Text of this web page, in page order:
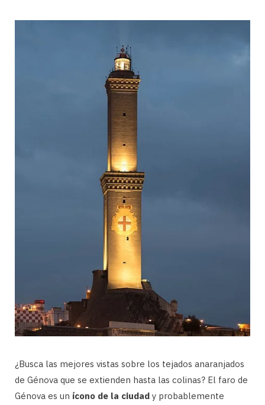
¿Busca las mejores vistas sobre los tejados anaranjados
de Génova que se extienden hasta las colinas? El faro de
Génova es un ícono de la ciudad y probablemente